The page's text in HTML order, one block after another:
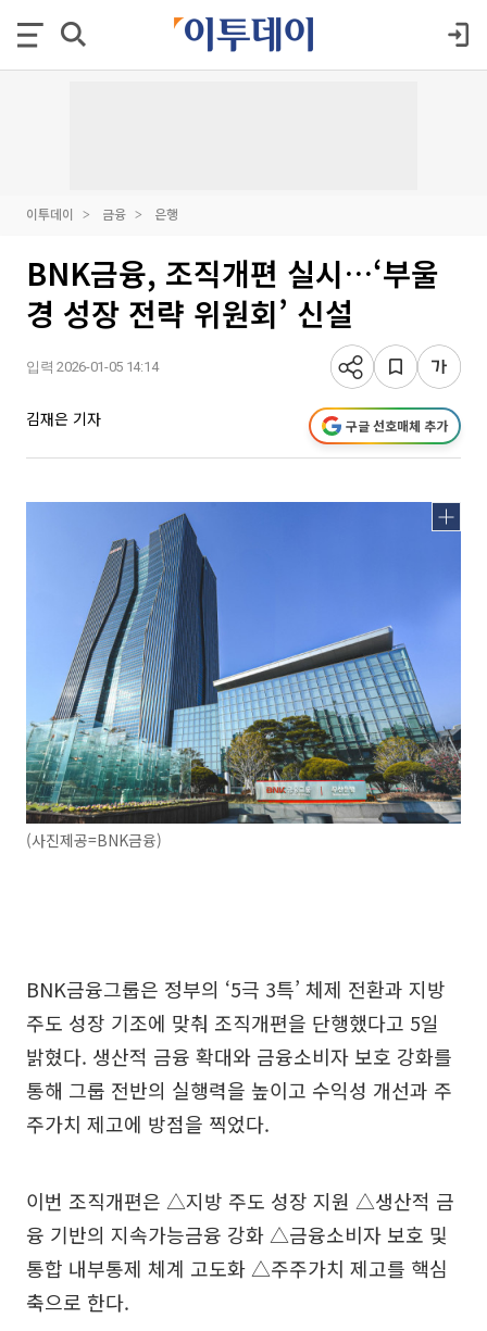
이투데이 금융 은행
BNK금융, 조직개편 실시…‘부울
경 성장 전략 위원회’ 신설
입력 2026-01-05 14:14
김재은 기자 구글 선호매체 추가
(사진제공=BNK금융)
BNK금융그룹은 정부의 ‘5극 3특’ 체제 전환과 지방
주도 성장 기조에 맞춰 조직개편을 단행했다고 5일
밝혔다. 생산적 금융 확대와 금융소비자 보호 강화를
통해 그룹 전반의 실행력을 높이고 수익성 개선과 주
주가치 제고에 방점을 찍었다.
이번 조직개편은 △지방 주도 성장 지원 △생산적 금
융 기반의 지속가능금융 강화 △금융소비자 보호 및
통합 내부통제 체계 고도화 △주주가치 제고를 핵심
축으로 한다.